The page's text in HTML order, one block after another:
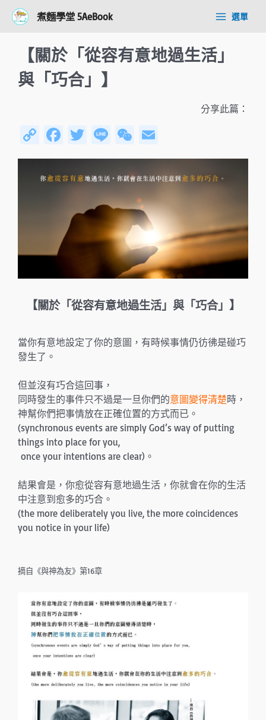
煮麵學堂 5AeBook
Main選單
【關於「從容有意地過生活」
與「巧合」】
分享此篇：
C
o
py
Fa
ce
b
o
ok
T
wi
tt
er
Li
n
e
W
e
C
h
at
m
ail
【關於「從容有意地過生活」與「巧合」】
當你有意地設定了你的意圖，有時候事情仍彷彿是碰巧
發生了。
但並沒有巧合這回事，
同時發生的事件只不過是一旦你們的意圖變得清楚時，
神幫你們把事情放在正確位置的方式而已。
(synchronous events are simply God’s way of putting
things into place for you,
once your intentions are clear)。
結果會是，你愈從容有意地過生活，你就會在你的生活
中注意到愈多的巧合。
(the more deliberately you live, the more coincidences
you notice in your life)
摘自《與神為友》第16章
navigation